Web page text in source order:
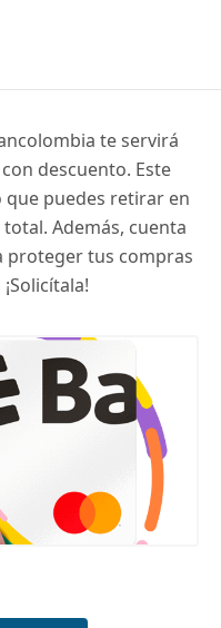
te servirá
descuento. Este
puedes retirar en
Además, cuenta
proteger tus compras